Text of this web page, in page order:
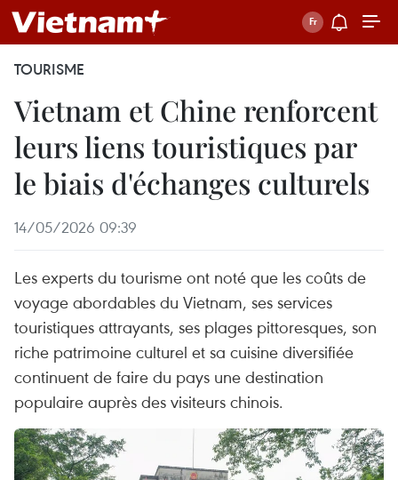
TOURISME
Vietnam et Chine renforcent
leurs liens touristiques par
le biais d'échanges culturels
14/05/2026 09:39
Les experts du tourisme ont noté que les coûts de
voyage abordables du Vietnam, ses services
touristiques attrayants, ses plages pittoresques, son
riche patrimoine culturel et sa cuisine diversifiée
continuent de faire du pays une destination
populaire auprès des visiteurs chinois.